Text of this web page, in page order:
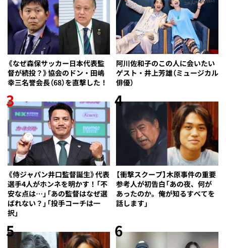
《なぜ森保サッカー日本代表監
督が続投？》協会のドン・田嶋
幸三名誉会長（68）を直撃した！
阿川佐和子のこの人に会いたい
ゲスト・井上芳雄（ミュージカル
俳優）
3
《侍ジャパン井口監督誕生》代表
選手4人がホンネを明かす！「不
安な点は…」「あの監督はなぜ選
ばれない？」「投手コーチは一
択」
4
【衝撃スクープ】木原事件の重要
参考人が初告白「あの夜、何が
あったのか。俺が知るすべてを
話します」
5 6